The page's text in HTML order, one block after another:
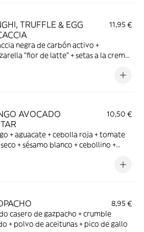
TRUFFLE & EGG
11,95 €
negra de carbón activo +
"fior de latte" + setas a la crema
AVOCADO
10,50 €
+ aguacate + cebolla roja + tomate
+ sésamo blanco + cebollino +
8,95 €
casero de gazpacho + crumble
+ polvo de aceitunas + pico de gallo